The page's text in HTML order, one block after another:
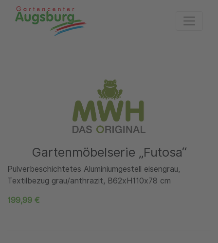
Gartenmöbelserie „Futosa“
Pulverbeschichtetes Aluminiumgestell eisengrau,
Textilbezug grau/anthrazit, B62xH110x78 cm
199,99 €